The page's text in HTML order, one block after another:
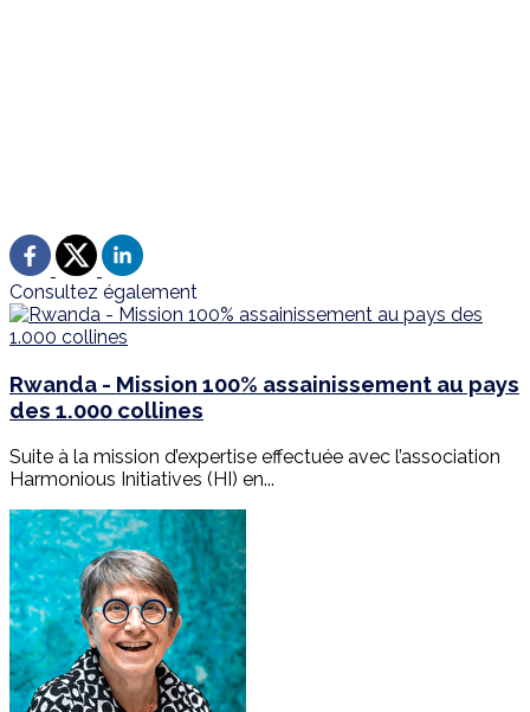
Consultez également
Rwanda - Mission 100% assainissement au pays
des 1.000 collines
Suite à la mission d’expertise effectuée avec l’association
Harmonious Initiatives (HI) en...